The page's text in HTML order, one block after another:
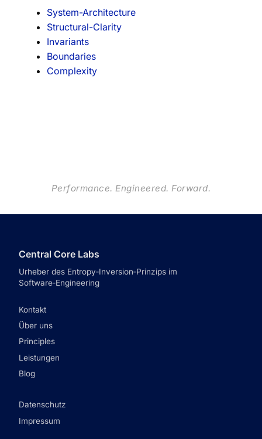
System-Architecture
Structural-Clarity
Invariants
Boundaries
Complexity
Performance. Engineered. Forward.
Central Core Labs
Urheber des Entropy‑Inversion‑Prinzips im
Software‑Engineering
Kontakt
Über uns
Principles
Leistungen
Blog
Datenschutz
Impressum